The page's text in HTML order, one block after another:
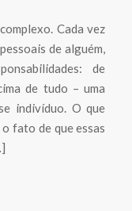
Cada vez
de alguém,
de
de tudo – uma
indivíduo. O que
fato de que essas